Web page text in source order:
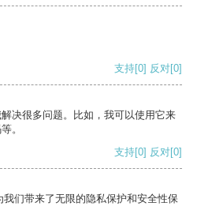
支持[0] 反对[0]
决很多问题。比如，我可以使用它来
。
支持[0] 反对[0]
们带来了无限的隐私保护和安全性保